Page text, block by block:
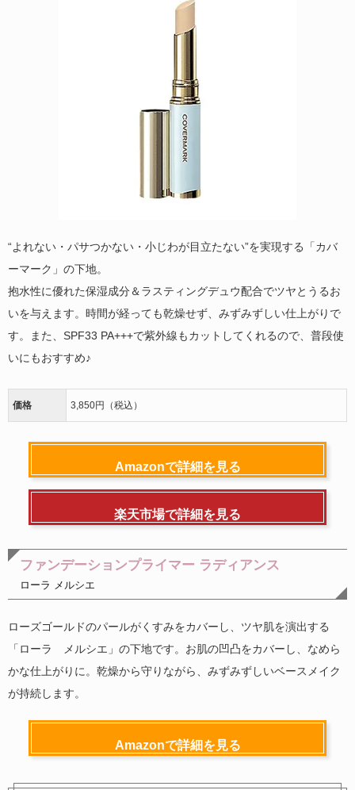
“よれない・パサつかない・小じわが目立たない”を実現する「カバ
ーマーク」の下地。
抱水性に優れた保湿成分＆ラスティングデュウ配合でツヤとうるお
いを与えます。時間が経っても乾燥せず、みずみずしい仕上がりで
す。また、SPF33 PA+++で紫外線もカットしてくれるので、普段使
いにもおすすめ♪
価格 3,850円（税込）
Amazonで詳細を見る
楽天市場で詳細を見る
ファンデーションプライマー ラディアンス
ローラ メルシエ
ローズゴールドのパールがくすみをカバーし、ツヤ肌を演出する
「ローラ メルシエ」の下地です。お肌の凹凸をカバーし、なめら
かな仕上がりに。乾燥から守りながら、みずみずしいベースメイク
が持続します。
Amazonで詳細を見る